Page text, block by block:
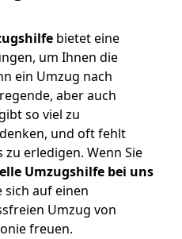
bietet eine
um Ihnen die
ein Umzug nach
aber auch
so viel zu
und oft fehlt
erledigen. Wenn Sie
Umzugshilfe bei uns
sich auf einen
Umzug von
freuen.